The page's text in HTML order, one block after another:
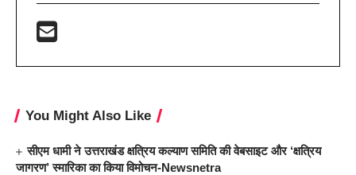
You Might Also Like
सीएम धामी ने उत्तराखंड क्षत्रिय कल्याण समिति की वेबसाइट और ‘क्षत्रिय
जागरण’ स्मारिका का किया विमोचन-Newsnetra